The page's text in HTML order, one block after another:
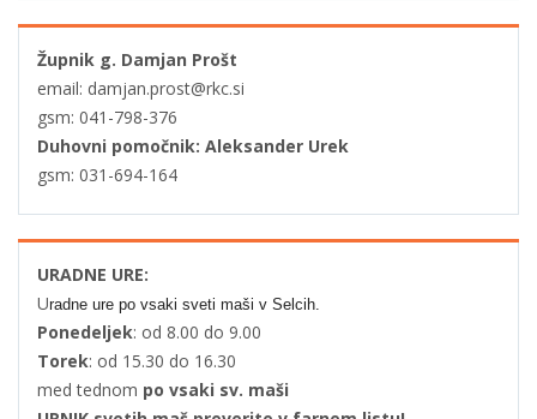
Župnik g. Damjan Prošt
email: damjan.prost@rkc.si
gsm: 041-798-376
Duhovni pomočnik: Aleksander Urek
gsm: 031-694-164
URADNE URE:
Uradne ure po vsaki sveti maši v Selcih.
Ponedeljek: od 8.00 do 9.00
Torek: od 15.30 do 16.30
med tednom po vsaki sv. maši